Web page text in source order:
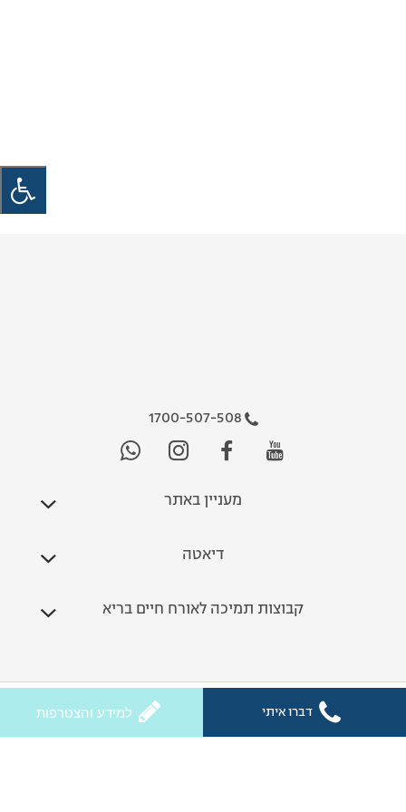
1700-507-508
מעניין באתר
דיאטה
קבוצות תמיכה לאורח חיים בריא
כל הזכויות שמורות לחלי ממן 2026
דברו איתי למידע והצטרפות